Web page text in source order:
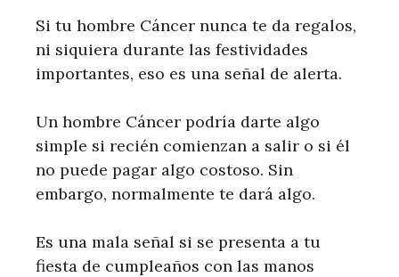
Si tu hombre Cáncer nunca te da regalos,
ni siquiera durante las festividades
importantes, eso es una señal de alerta.
Un hombre Cáncer podría darte algo
simple si recién comienzan a salir o si él
no puede pagar algo costoso. Sin
embargo, normalmente te dará algo.
Es una mala señal si se presenta a tu
fiesta de cumpleaños con las manos